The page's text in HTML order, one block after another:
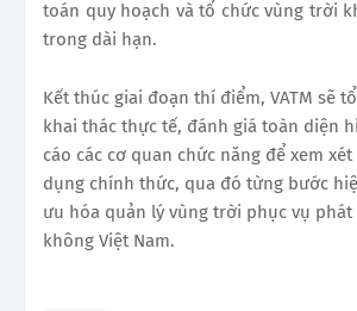
toán quy hoạch và tổ chức vùng trời
trong dài hạn.
Kết thúc giai đoạn thí điểm, VATM sẽ
khai thác thực tế, đánh giá toàn diện
cáo các cơ quan chức năng để xem
dụng chính thức, qua đó từng bước
ưu hóa quản lý vùng trời phục vụ
không Việt Nam.